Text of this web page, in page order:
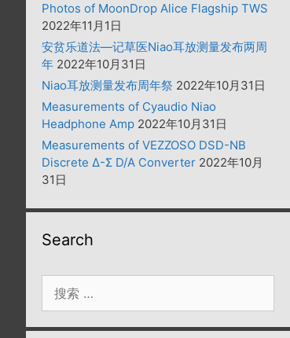
Photos of MoonDrop Alice Flagship TWS
2022年11月1日
安贫乐道法—记草医Niao耳放测量发布两周
年 2022年10月31日
Niao耳放测量发布周年祭 2022年10月31日
Measurements of Cyaudio Niao
Headphone Amp 2022年10月31日
Measurements of VEZZOSO DSD-NB
Discrete Δ-Σ D/A Converter 2022年10月
31日
Search
索：